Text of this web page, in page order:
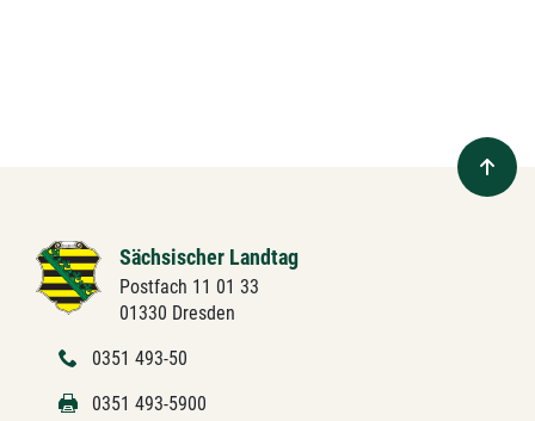
Sächsischer Landtag
Postfach 11 01 33
01330 Dresden
0351 493-50
0351 493-5900